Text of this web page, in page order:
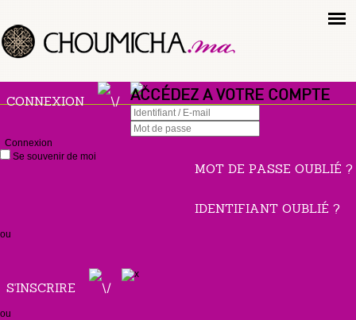
CONNEXION ACCÉDEZ A VOTRE COMPTE
Connexion
Se souvenir de moi
MOT DE PASSE OUBLIÉ ?
IDENTIFIANT OUBLIÉ ?
ou
S'INSCRIRE
ou